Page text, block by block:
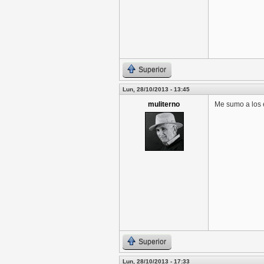
Superior
Lun, 28/10/2013 - 13:45
muliterno
Me sumo a los
Superior
Lun, 28/10/2013 - 17:33